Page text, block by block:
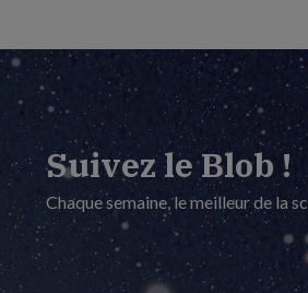
Suivez le Blob !
Chaque semaine, le meilleur de la